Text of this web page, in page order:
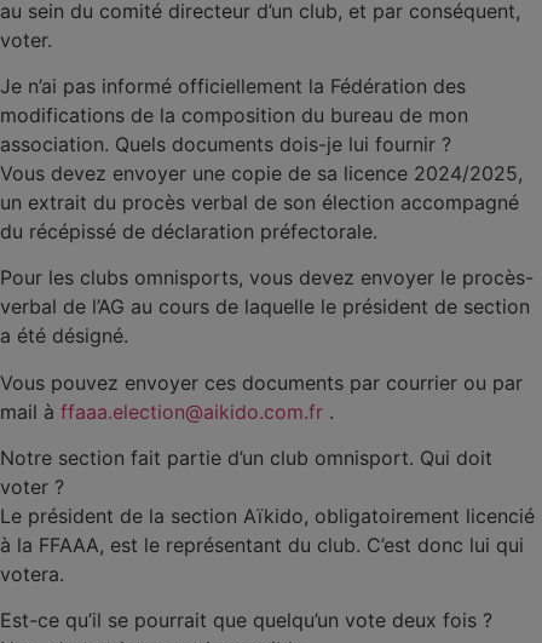
au sein du comité directeur d’un club, et par conséquent,
voter.
Je n’ai pas informé officiellement la Fédération des
modifications de la composition du bureau de mon
association. Quels documents dois-je lui fournir ?
Vous devez envoyer une copie de sa licence 2024/2025,
un extrait du procès verbal de son élection accompagné
du récépissé de déclaration préfectorale.
Pour les clubs omnisports, vous devez envoyer le procès-
verbal de l’AG au cours de laquelle le président de section
a été désigné.
Vous pouvez envoyer ces documents par courrier ou par
mail à ffaaa.election@aikido.com.fr .
Notre section fait partie d’un club omnisport. Qui doit
voter ?
Le président de la section Aïkido, obligatoirement licencié
à la FFAAA, est le représentant du club. C’est donc lui qui
votera.
Est-ce qu’il se pourrait que quelqu’un vote deux fois ?